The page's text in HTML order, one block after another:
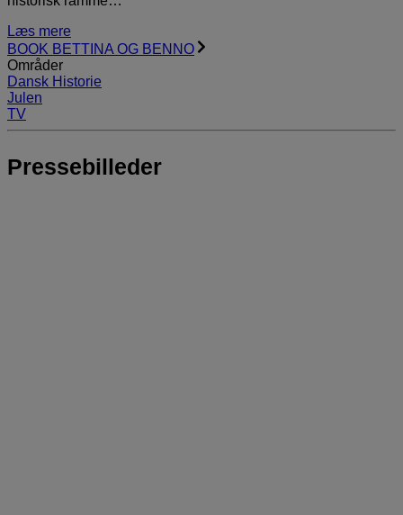
Læs mere
BOOK BETTINA OG BENNO
Områder
Dansk Historie
Julen
TV
Pressebilleder